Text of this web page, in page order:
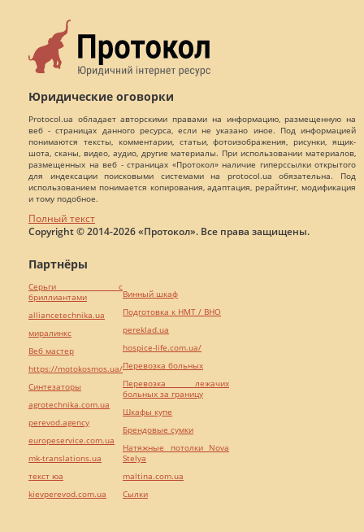
Юридические оговорки
Protocol.ua обладает авторскими правами на информацию, размещенную на
веб - страницах данного ресурса, если не указано иное. Под информацией
понимаются тексты, комментарии, статьи, фотоизображения, рисунки, ящик-
шота, сканы, видео, аудио, другие материалы. При использовании материалов,
размещенных на веб - страницах «Протокол» наличие гиперссылки открытого
для индексации поисковыми системами на protocol.ua обязательна. Под
использованием понимается копирования, адаптация, рерайтинг, модификация
и тому подобное.
Полный текст
Copyright © 2014-2026 «Протокол». Все права защищены.
Партнёры
Серьги с
бриллиантами
alliancetechnika.ua
миралинкс
Веб мастер
https://motokosmos.ua/
Синтезаторы
agrotechnika.com.ua
perevod.agency
europeservice.com.ua
mk-translations.ua
текст юа
kievperevod.com.ua
Винный шкаф
Подготовка к НМТ / ВНО
pereklad.ua
hospice-life.com.ua/
Перевозка больных
Перевозка лежачих
больных за границу
Шкафы купе
Брендовые сумки
Натяжные потолки Nova
Stelya
maltina.com.ua
Cылки